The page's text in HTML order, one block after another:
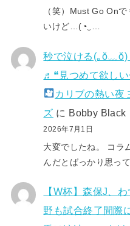
（笑）Must Go On
いけど…(⁠◔⁠‿⁠…
秒で泣ける(⁠｡⁠
♬❝見つめて欲しい
カリブの熱い夜
ズ に Bobby Black
2026年7月1日
大変でしたね。 コラ
んだとばっかり思っ
【W杯】森保J、
野も試合終了間際